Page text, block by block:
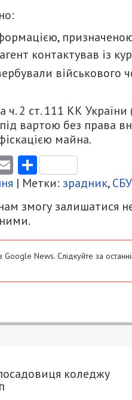
контактував із
військового
ч. 2 ст. 111 КК
вартою без права
майна.
EmailПоділитися
| Метки: зрадник,СБУ
змогу залишатися
News. Слідкуйте за
коледжу